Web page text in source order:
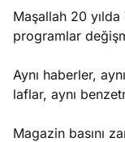
Maşallah 20
programlar
Aynı haberler,
laflar, aynı
Magazin basını